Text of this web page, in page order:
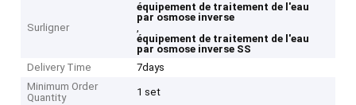
Surligner
équipement de traitement de l'eau
par osmose inverse
,
équipement de traitement de l'eau
par osmose inverse SS
Delivery Time
7days
Minimum Order
Quantity
1 set